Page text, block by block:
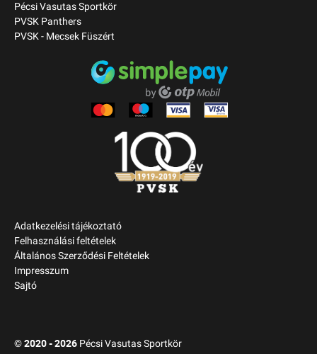
Pécsi Vasutas Sportkör
PVSK Panthers
PVSK - Mecsek Füszért
Adatkezelési tájékoztató
Felhasználási feltételek
Általános Szerződési Feltételek
Impresszum
Sajtó
©2020 - 2026 Pécsi Vasutas Sportkör